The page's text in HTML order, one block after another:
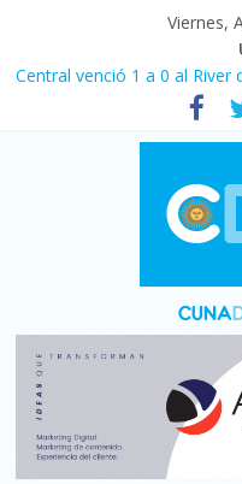
Viernes,
Central venció 1 a 0 al
La morosidad alcanzó su
afecta a 400 mil deudores en
Desde que asumió Milei
denuncia crisis como en
Vacaciones de invierno con
turístico: 4,6 millones de
Fuerte caída de la venta de